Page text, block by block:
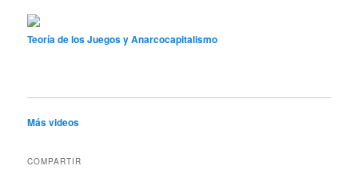
Teoría de los Juegos y Anarcocapitalismo
Más videos
COMPARTIR